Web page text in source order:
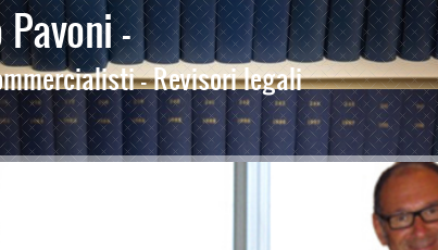
-
- Revisori legali